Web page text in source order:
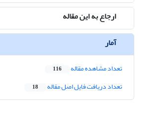
ارجاع به این مقاله
آمار
تعداد مشاهده مقاله 116
تعداد دریافت فایل اصل مقاله 18